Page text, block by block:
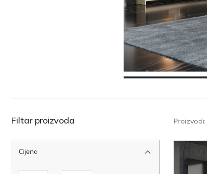
Filtar proizvoda
Cijena
Proizvodi: